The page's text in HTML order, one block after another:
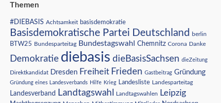
Themen
#DIEBASIS Achtsamkeit basisdemokratie
Basisdemokratische Partei Deutschland berlin
BTW25 Bundesparteitag Bundestagswahl Chemnitz Corona Danke
Demokratie diebasis dieBasisSachsen dieZeitung
Direktkandidat Dresden Freiheit Frieden Gastbeitrag Gründung
Gründung eines Landesverbands Hilfe Krieg Landesliste Landesparteitag
Landesverband Landtagswahl Landtagswahlen Leipzig